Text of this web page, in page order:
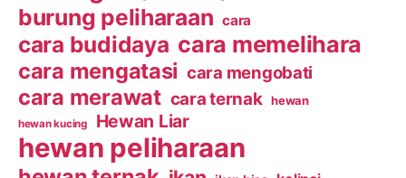
burung peliharaan cara
cara budidaya cara memelihara
cara mengatasi cara mengobati
cara merawat cara ternak hewan
hewan kucing Hewan Liar
hewan peliharaan